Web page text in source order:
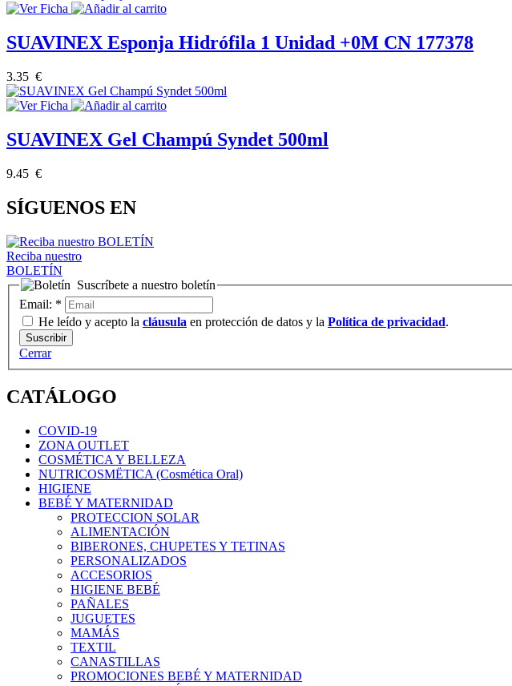
SUAVINEX Esponja Hidrófila 1 Unidad +0M CN 177378
3.35 €
SUAVINEX Gel Champú Syndet 500ml
9.45 €
SÍGUENOS EN
Reciba nuestro
BOLETÍN
Suscríbete a nuestro boletín
Email: *
He leído y acepto la cláusula en protección de datos y la Política de privacidad.
Cerrar
CATÁLOGO
COVID-19
ZONA OUTLET
COSMÉTICA Y BELLEZA
NUTRICOSMËTICA (Cosmética Oral)
HIGIENE
BEBÉ Y MATERNIDAD
PROTECCION SOLAR
ALIMENTACIÓN
BIBERONES, CHUPETES Y TETINAS
PERSONALIZADOS
ACCESORIOS
HIGIENE BEBÉ
PAÑALES
JUGUETES
MAMÁS
TEXTIL
CANASTILLAS
PROMOCIONES BEBÉ Y MATERNIDAD